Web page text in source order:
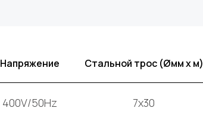
Напряжение Стальной трос (Øмм x м)
400V/50Hz 7x30